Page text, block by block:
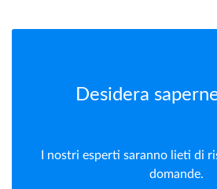
Desidera
I nostri esperti saranno lieti di
domande.